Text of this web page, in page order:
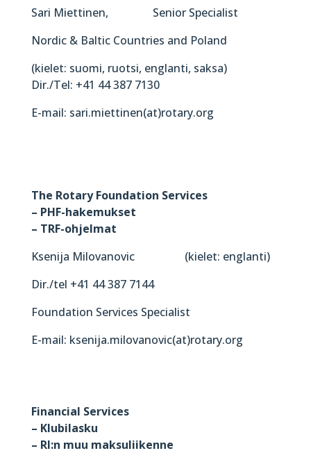
Sari Miettinen, Senior Specialist
Nordic & Baltic Countries and Poland
(kielet: suomi, ruotsi, englanti, saksa)
Dir./Tel: +41 44 387 7130
E-mail: sari.miettinen(at)rotary.org
The Rotary Foundation Services
– PHF-hakemukset
– TRF-ohjelmat
Ksenija Milovanovic (kielet: englanti)
Dir./tel +41 44 387 7144
Foundation Services Specialist
E-mail: ksenija.milovanovic(at)rotary.org
Financial Services
– Klubilasku
– RI:n muu maksuliikenne